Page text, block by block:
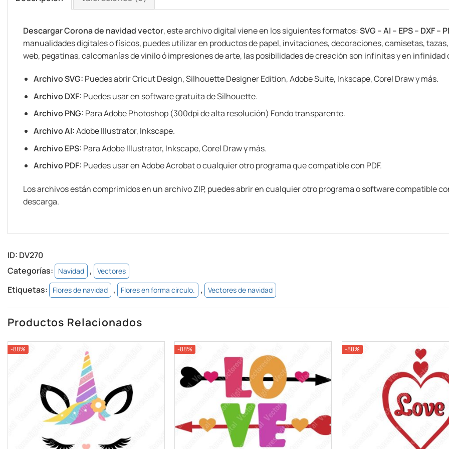
Descargar Corona de navidad vector, este archivo digital viene en los siguientes formatos:SVG – AI – EPS – DXF –
manualidades digitales o físicos, puedes utilizar en productos de papel, invitaciones, decoraciones, camisetas,
web, pegatinas, calcomanías de vinilo ó impresiones de arte, las posibilidades de creación son infinitas y en
Archivo SVG: Puedes abrir Cricut Design, Silhouette Designer Edition, Adobe Suite, Inkscape, Corel Draw y más.
Archivo DXF: Puedes usar en software gratuita de Silhouette.
Archivo PNG: Para Adobe Photoshop (300dpi de alta resolución) Fondo transparente.
Archivo AI:Adobe Illustrator, Inkscape.
Archivo EPS: Para Adobe Illustrator, Inkscape, Corel Draw y más.
Archivo PDF: Puedes usar en Adobe Acrobat o cualquier otro programa que compatible con PDF.
Los archivos están comprimidos en un archivo ZIP, puedes abrir en cualquier otro programa o software compatible
descarga.
ID: DV270
Categorías:
Navidad , Vectores
Etiquetas: Flores de navidad , Flores en forma circulo. , Vectores de navidad
Productos Relacionados
-88% -88% -88%